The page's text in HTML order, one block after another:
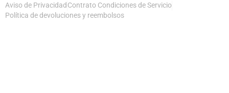
Aviso de Privacidad Contrato Condiciones de Servicio
Política de devoluciones y reembolsos